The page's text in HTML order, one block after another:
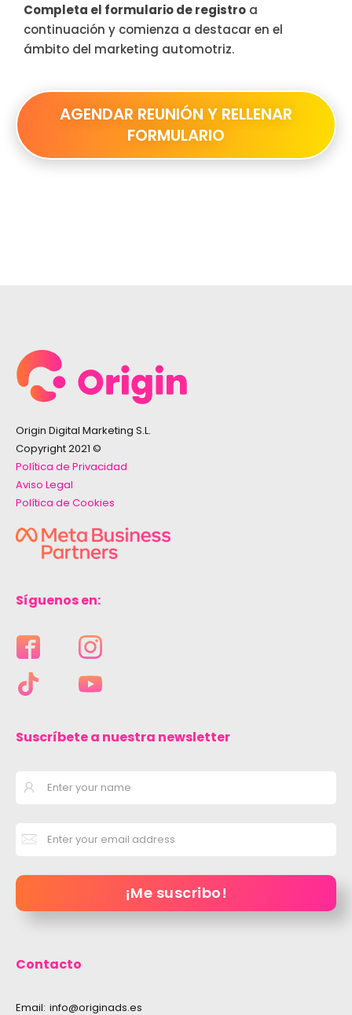
Completa el formulario de registro a
continuación y comienza a destacar en el
ámbito del marketing automotriz.
AGENDAR REUNIÓN Y RELLENAR
FORMULARIO
Origin Digital Marketing S.L.
Copyright 2021 ©
Política de Privacidad
Aviso Legal
Política de Cookies
Síguenos en:
Suscríbete a nuestra newsletter
Contacto
Email: info@originads.es